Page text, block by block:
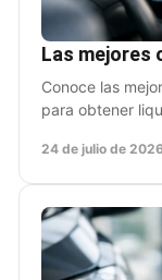
Las mejores
Conoce las
para obtener
24 de julio de 2026